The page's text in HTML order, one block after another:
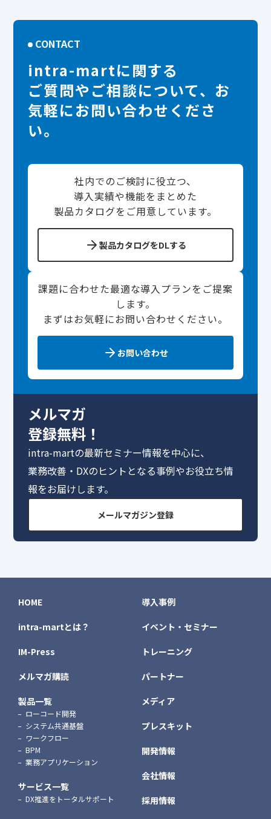
CONTACT
intra-martに関する
ご質問やご相談について、お
気軽にお問い合わせくださ
い。
社内でのご検討に役立つ、
導入実績や機能をまとめた
製品カタログをご用意しています。
製品カタログをDLする
課題に合わせた最適な導入プランをご提案
します。
まずはお気軽にお問い合わせください。
お問い合わせ
メルマガ
登録無料！
intra-martの最新セミナー情報を中心に、
業務改善・DXのヒントとなる事例やお役立ち情
報をお届けします。
メールマガジン登録
HOME
intra-martとは？
IM-Press
メルマガ購読
製品一覧
ローコード開発
システム共通基盤
ワークフロー
BPM
業務アプリケーション
サービス一覧
DX推進をトータルサポート
導入事例
イベント・セミナー
トレーニング
パートナー
メディア
プレスキット
開発情報
会社情報
採用情報